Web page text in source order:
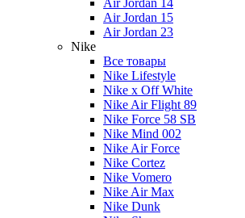
Air Jordan 14
Air Jordan 15
Air Jordan 23
Nike
Все товары
Nike Lifestyle
Nike x Off White
Nike Air Flight 89
Nike Force 58 SB
Nike Mind 002
Nike Air Force
Nike Cortez
Nike Vomero
Nike Air Max
Nike Dunk